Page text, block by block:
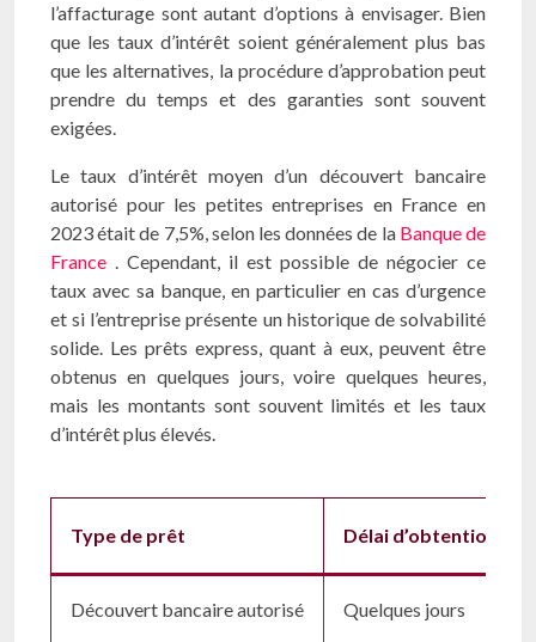
l’affacturage sont autant d’options à envisager. Bien
que les taux d’intérêt soient généralement plus bas
que les alternatives, la procédure d’approbation peut
prendre du temps et des garanties sont souvent
exigées.
Le taux d’intérêt moyen d’un découvert bancaire
autorisé pour les petites entreprises en France en
2023 était de 7,5%, selon les données de la Banque de
France . Cependant, il est possible de négocier ce
taux avec sa banque, en particulier en cas d’urgence
et si l’entreprise présente un historique de solvabilité
solide. Les prêts express, quant à eux, peuvent être
obtenus en quelques jours, voire quelques heures,
mais les montants sont souvent limités et les taux
d’intérêt plus élevés.
Type de prêt Délai d’obtention
Découvert bancaire autorisé Quelques jours